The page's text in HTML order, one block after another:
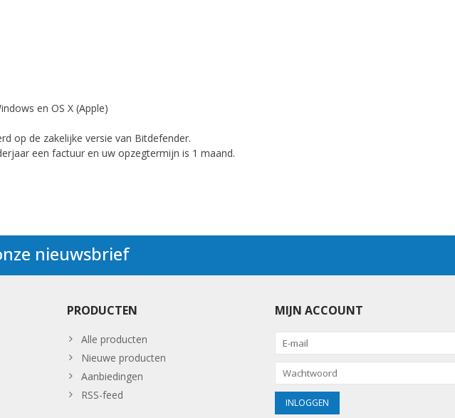
en OS X (Apple)
op de zakelijke versie van Bitdefender.
een factuur en uw opzegtermijn is 1 maand.
nieuwsbrief
PRODUCTEN
Alle producten
Nieuwe producten
Aanbiedingen
RSS-feed
MIJN ACCOUNT